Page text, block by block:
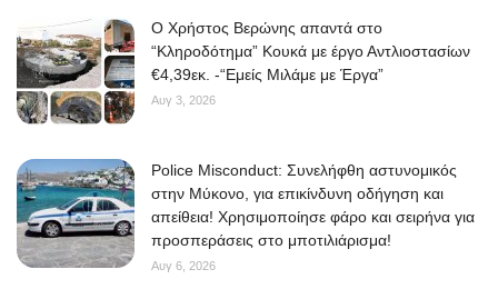
O Χρήστος Βερώνης απαντά στο
“Κληροδότημα” Κουκά με έργο Αντλιοστασίων
€4,39εκ. -“Εμείς Μιλάμε με Έργα”
Αυγ 3, 2026
Police Misconduct: Συνελήφθη αστυνομικός
στην Μύκονο, για επικίνδυνη οδήγηση και
απείθεια! Χρησιμοποίησε φάρο και σειρήνα για
προσπεράσεις στο μποτιλιάρισμα!
Αυγ 6, 2026